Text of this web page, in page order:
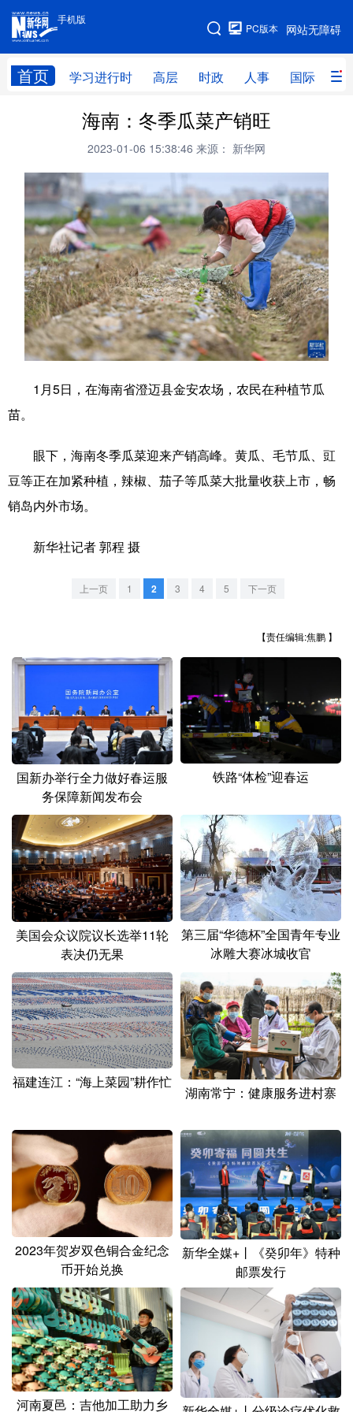
手机版
网站无障碍
PC版本
首页 学习进行时 高层 时政 人事 国际 财
手机版
网站地图
高层 时政
财经 网评
台湾 全球连线 教育
科技 科创 量子 体育
文化 书画 健康 军事
访谈 视频 图片 政务
法律 中央文件 金融 汽车
食品 人居 信息化 数字经济
学术中国 乡村振兴 银龄 溯源中国
彩票 娱乐 时尚 悦读
公益 一带一路 亚太网 上市公司
文化产业
江苏
山东 河南 湖北 湖南
广东 广西 海南 重庆
四川 贵州 云南 西藏
新疆 内蒙古 黑龙江
多语种频道
English Español Français عربى
Русский язык
Deutsch Português
海南：冬季瓜菜产销旺
2023-01-06 15:38:46 来源： 新华网
1月5日，在海南省澄迈县金安农场，农民在种植节瓜
苗。
眼下，海南冬季瓜菜迎来产销高峰。黄瓜、毛节瓜、豇
豆等正在加紧种植，辣椒、茄子等瓜菜大批量收获上市，畅
销岛内外市场。
新华社记者 郭程 摄
上一页 1 2 3 4 5 下一页
【责任编辑:焦鹏 】
国新办举行全力做好春运服
务保障新闻发布会
铁路“体检”迎春运
美国会众议院议长选举11轮
表决仍无果
第三届“华德杯”全国青年专业
冰雕大赛冰城收官
福建连江：“海上菜园”耕作忙
湖南常宁：健康服务进村寨
2023年贺岁双色铜合金纪念
币开始兑换
新华全媒+丨《癸卯年》特种
邮票发行
河南夏邑：吉他加工助力乡